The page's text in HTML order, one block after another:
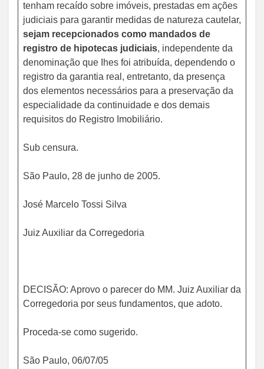
tenham recaído sobre imóveis, prestadas em ações
judiciais para garantir medidas de natureza cautelar,
sejam recepcionados como mandados de
registro de hipotecas judiciais, independente da
denominação que Ihes foi atribuída, dependendo o
registro da garantia real, entretanto, da presença
dos elementos necessários para a preservação da
especialidade da continuidade e dos demais
requisitos do Registro Imobiliário.
Sub censura.
São Paulo, 28 de junho de 2005.
José Marcelo Tossi Silva
Juiz Auxiliar da Corregedoria
DECISÃO: Aprovo o parecer do MM. Juiz Auxiliar da
Corregedoria por seus fundamentos, que adoto.
Proceda-se como sugerido.
São Paulo, 06/07/05